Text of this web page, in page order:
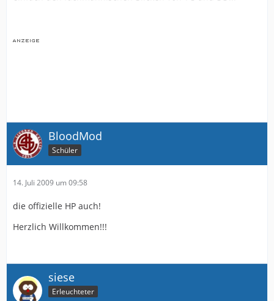
BloodMod
Schüler
14. Juli 2009 um 09:58
die offizielle HP auch!
Herzlich Willkommen!!!
siese
Erleuchteter